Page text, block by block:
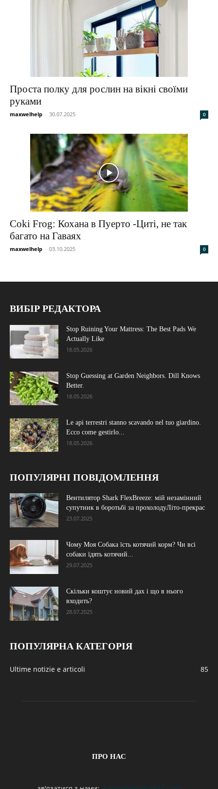
Проста полку для рослин на вікні своїми
руками
maxwelhelp - 30.07.2025 0
Coki Frog: Кохана в Пуерто -Циті, не так
багато на Гаваях
maxwelhelp - 03.10.2025 0
ВИБІР РЕДАКТОРА
Stop Ruining Your Mattress: The Best Pads We
Actually Like
18.05.2026
Stop Guessing at Garden Neighbors. Dill Knows
Better.
18.05.2026
Le api terrestri stanno scavando nel tuo giardino.
Ecco come gestirlo...
18.05.2026
ПОПУЛЯРНІ ПОВІДОМЛЕННЯ
Вентилятор Shark FlexBreeze: мій незамінний
супутник в боротьбі за прохолодуЛіто-прекрас
23.07.2025
Чому Моя Собака їсть котячий корм? Чи всі
собаки їдять котячий...
29.07.2025
Скільки коштує новий дах і що в нього
входить?
28.07.2025
ПОПУЛЯРНА КАТЕГОРІЯ
Ultime notizie e articoli 85
ПРО НАС